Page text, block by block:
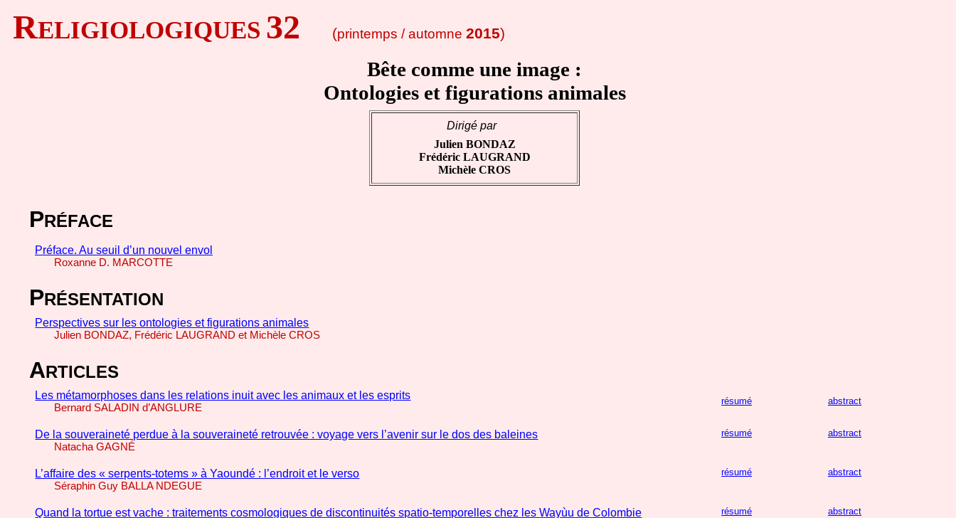
RELIGIOLOGIQUES 32 (printemps / automne 2015)
Bête comme une image :
Ontologies et figurations animales
Dirigé par
Julien BONDAZ
Frédéric LAUGRAND
Michèle CROS
PRÉFACE
Préface. Au seuil d’un nouvel envol
Roxanne D. MARCOTTE
PRÉSENTATION
Perspectives sur les ontologies et figurations animales
Julien BONDAZ, Frédéric LAUGRAND et Michèle CROS
ARTICLES
Les métamorphoses dans les relations inuit avec les animaux et les esprits
Bernard SALADIN d’ANGLURE
résumé abstract
De la souveraineté perdue à la souveraineté retrouvée : voyage vers l’avenir sur le dos des baleines
Natacha GAGNÉ
résumé abstract
L’affaire des « serpents-totems » à Yaoundé : l’endroit et le verso
Séraphin Guy BALLA NDEGUE
résumé abstract
Quand la tortue est vache : traitements cosmologiques de discontinuités spatio-temporelles chez lesWayùu de Colombie résumé abstract